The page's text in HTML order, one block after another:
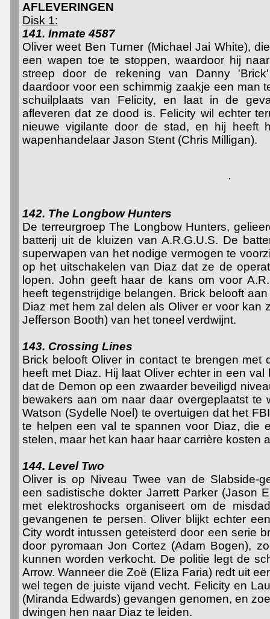
AFLEVERINGEN
Disk 1:
141. Inmate 4587
Oliver weet Ben Turner (Michael Jai White),
een wapen toe te stoppen, waardoor hij
streep door de rekening van Danny
daardoor voor een schimmig zaakje een man
schuilplaats van Felicity, en laat in de
afleveren dat ze dood is. Felicity wil echter
nieuwe vigilante door de stad, en hij heeft
wapenhandelaar Jason Stent (Chris Milligan).
142. The Longbow Hunters
De terreurgroep The Longbow Hunters,
batterij uit de kluizen van A.R.G.U.S. De
superwapen van het nodige vermogen te
op het uitschakelen van Diaz dat ze de
lopen. John geeft haar de kans om voor
heeft tegenstrijdige belangen. Brick belooft
Diaz met hem zal delen als Oliver er voor kan
Jefferson Booth) van het toneel verdwijnt.
143. Crossing Lines
Brick belooft Oliver in contact te brengen met
heeft met Diaz. Hij laat Oliver echter in een
dat de Demon op een zwaarder beveiligd
bewakers aan om naar daar overgeplaatst te
Watson (Sydelle Noel) te overtuigen dat het
te helpen een val te spannen voor Diaz, die
stelen, maar het kan haar haar carrière kosten
144. Level Two
Oliver is op Niveau Twee van de Slabside-
een sadistische dokter Jarrett Parker (Jason
met elektroshocks organiseert om de
gevangenen te persen. Oliver blijkt echter
City wordt intussen geteisterd door een serie
door pyromaan Jon Cortez (Adam Bogen),
kunnen worden verkocht. De politie legt de
Arrow. Wanneer die Zoë (Eliza Faria) redt uit
wel tegen de juiste vijand vecht. Felicity en
(Miranda Edwards) gevangen genomen, en
dwingen hen naar Diaz te leiden.